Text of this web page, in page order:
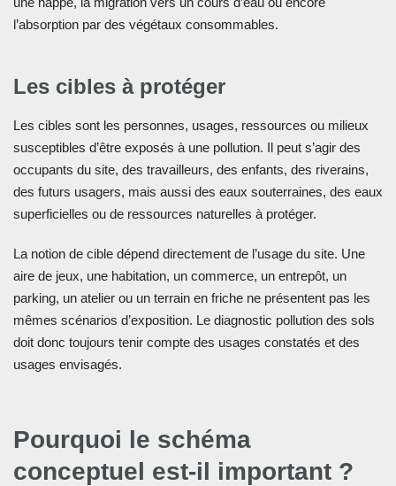
l’absorption par des végétaux consommables.
Les cibles à protéger
Les cibles sont les personnes, usages, ressources ou milieux
susceptibles d’être exposés à une pollution. Il peut s’agir des
occupants du site, des travailleurs, des enfants, des riverains,
des futurs usagers, mais aussi des eaux souterraines, des eaux
superficielles ou de ressources naturelles à protéger.
La notion de cible dépend directement de l’usage du site. Une
aire de jeux, une habitation, un commerce, un entrepôt, un
parking, un atelier ou un terrain en friche ne présentent pas les
mêmes scénarios d’exposition. Le diagnostic pollution des sols
doit donc toujours tenir compte des usages constatés et des
usages envisagés.
Pourquoi le schéma
conceptuel est-il important ?